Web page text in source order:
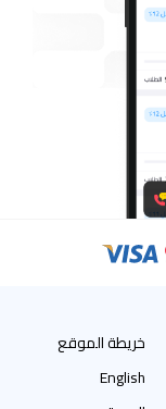
خريطة الموقع
English